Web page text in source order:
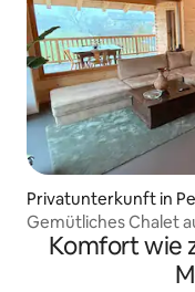
Privatunterkunft in
Gemütliches Chalet
Komfort wie